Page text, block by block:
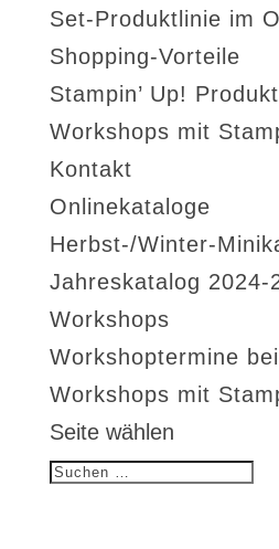
Set-Produktlinie im
Shopping-Vorteile
Stampin’ Up!
Workshops mit
Kontakt
Onlinekataloge
Herbst-/Winter-
Jahreskatalog 2024-
Workshops
Workshoptermine
Workshops mit
Seite wählen